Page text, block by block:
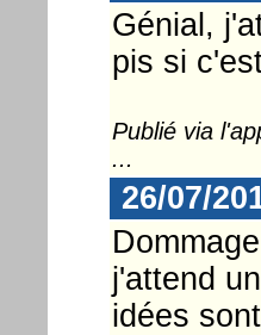
Génial,
pis si
Publié via
...
26/07/
j'attend
idées